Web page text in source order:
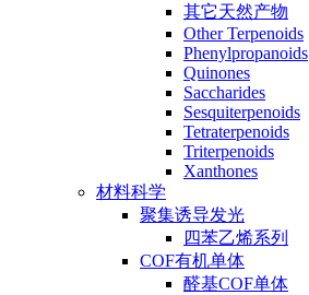
其它天然产物
Other Terpenoids
Phenylpropanoids
Quinones
Saccharides
Sesquiterpenoids
Tetraterpenoids
Triterpenoids
Xanthones
材料科学
聚集诱导发光
四苯乙烯系列
COF有机单体
醛基COF单体